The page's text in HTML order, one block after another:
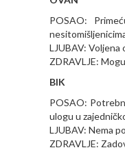
POSAO:
LJUBAV: Voljena
ZDRAVLJE:
BIK
POSAO:
ulogu u
LJUBAV: Nema
ZDRAVLJE: